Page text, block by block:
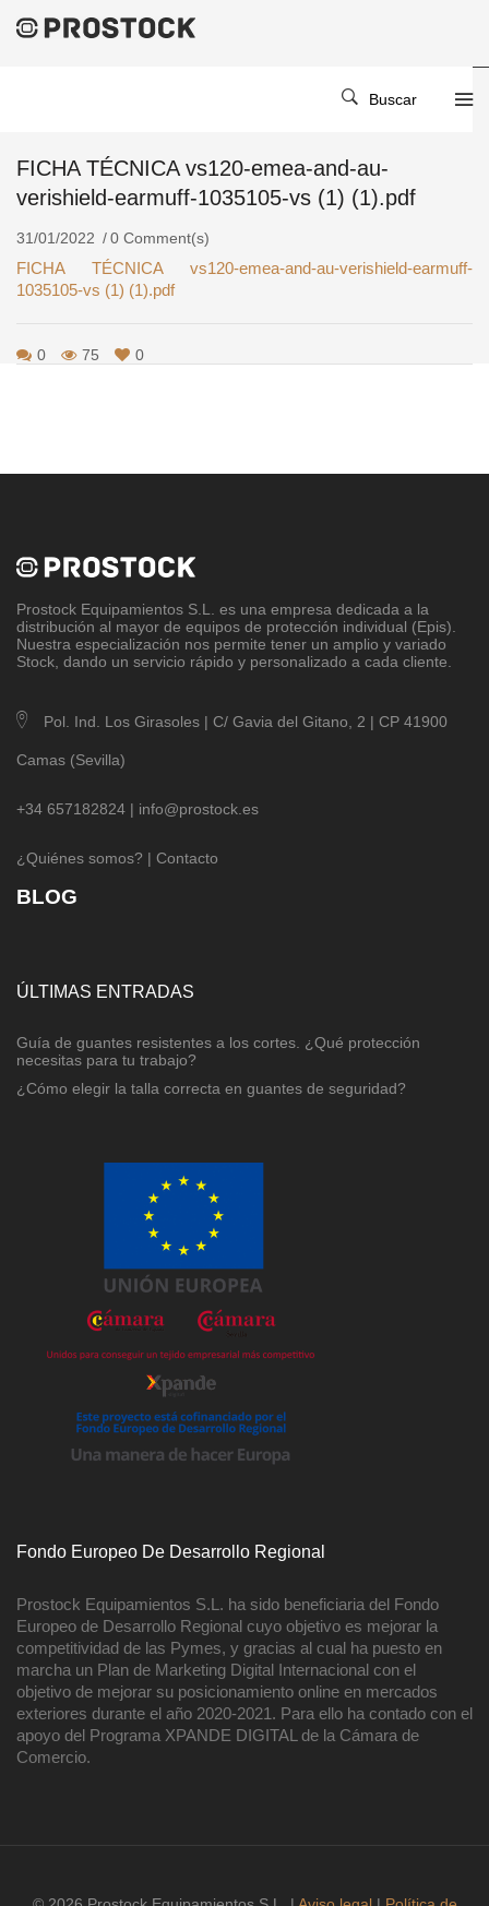
Buscar
FICHA TÉCNICA Vs120-Emea-And-Au-Verishield-Earmuff-
FICHA TÉCNICA vs120-emea-and-au-
verishield-earmuff-1035105-vs (1) (1).pdf
31/01/2022 0 Comment(s)
FICHA TÉCNICA vs120-emea-and-au-verishield-earmuff-
1035105-vs (1) (1).pdf
0 75 0
Prostock Equipamientos S.L
. es una empresa dedicada a la
distribución al mayor de equipos de protección individual (Epis).
Nuestra especialización nos permite tener un amplio y variado
Stock, dando un servicio rápido y personalizado a cada cliente.
Pol. Ind. Los Girasoles | C/ Gavia del Gitano, 2 | CP 41900
Camas (Sevilla)
+34 657182824 | info@prostock.es
¿Quiénes somos? | Contacto
BLOG
ÚLTIMAS ENTRADAS
Guía de guantes resistentes a los cortes. ¿Qué protección
necesitas para tu trabajo?
¿Cómo elegir la talla correcta en guantes de seguridad?
Fondo Europeo De Desarrollo Regional
Prostock Equipamientos S.L. ha sido beneficiaria del Fondo
Europeo de Desarrollo Regional cuyo objetivo es mejorar la
competitividad de las Pymes, y gracias al cual ha puesto en
marcha un Plan de Marketing Digital Internacional con el
objetivo de mejorar su posicionamiento online en mercados
exteriores durante el año 2020-2021. Para ello ha contado con el
apoyo del Programa XPANDE DIGITAL de la Cámara de
Comercio.